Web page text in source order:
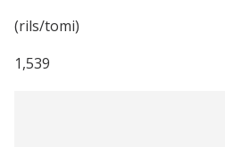
(rils/tomi)
1,539